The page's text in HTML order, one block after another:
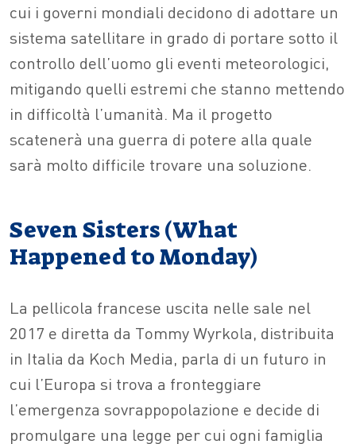
cui i governi mondiali decidono di adottare un
sistema satellitare in grado di portare sotto il
controllo dell’uomo gli eventi meteorologici,
mitigando quelli estremi che stanno mettendo
in difficoltà l’umanità. Ma il progetto
scatenerà una guerra di potere alla quale
sarà molto difficile trovare una soluzione.
Seven Sisters (What
Happened to Monday)
La pellicola francese uscita nelle sale nel
2017 e diretta da Tommy Wyrkola, distribuita
in Italia da Koch Media, parla di un futuro in
cui l’Europa si trova a fronteggiare
l’emergenza sovrappopolazione e decide di
promulgare una legge per cui ogni famiglia